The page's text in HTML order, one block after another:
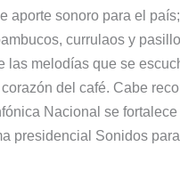
aporte sonoro para el
currulaos y
las melodías que se
del café. Cabe
Nacional se
presidencial Sonidos